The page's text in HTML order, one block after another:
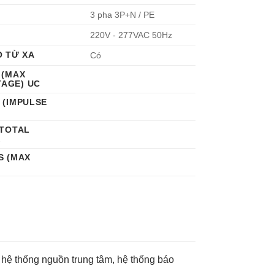
3 pha 3P+N / PE
220V - 277VAC 50Hz
TỪ XA
Có
UC
(MAX
thống nguồn trung tâm, hệ thống báo